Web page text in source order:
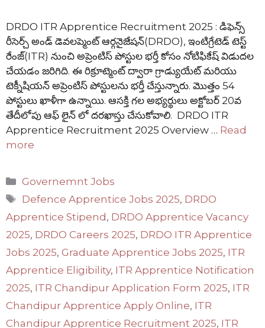
DRDO ITR Apprentice Recruitment 2025 : డిఫెన్స్
రీసెర్చ్ అండ్ డెవలప్మెంట్ ఆర్గనైజేషన్(DRDO), ఇంటిగ్రేటెడ్ టెస్ట్
రేంజ్(ITR) నుంచి అప్రెంటిస్ పోస్టుల భర్తీ కోసం నోటిఫికేష్ విడుదల
చేయడం జరిగిది. ఈ రిక్రూట్మెంట్ ద్వారా గ్రాడ్యుయేట్ మరియు
టెక్నీషియన్ అప్రెంటిస్ పోస్టులను భర్తీ చేస్తున్నారు. మొత్తం 54
పోస్టులు ఖాళీగా ఉన్నాయి. ఆసక్తి గల అభ్యర్థులు అక్టోబర్ 20వ
తేదీలోపు ఆఫ్ లైన్ లో దరఖాస్తు చేసుకోవాలి. DRDO ITR
Apprentice Recruitment 2025 Overview … Read
more
Categories
Governemnt Jobs
Tags
Defence Apprentice Jobs 2025, DRDO
Apprentice Stipend, DRDO Apprentice Vacancy
2025, DRDO Careers 2025, DRDO ITR Apprentice
Jobs 2025, Graduate Apprentice Jobs 2025, ITR
Apprentice Eligibility, ITR Apprentice Notification
2025, ITR Chandipur Application Form 2025, ITR
Chandipur Apprentice Apply Online, ITR
Chandipur Apprentice Recruitment 2025, ITR